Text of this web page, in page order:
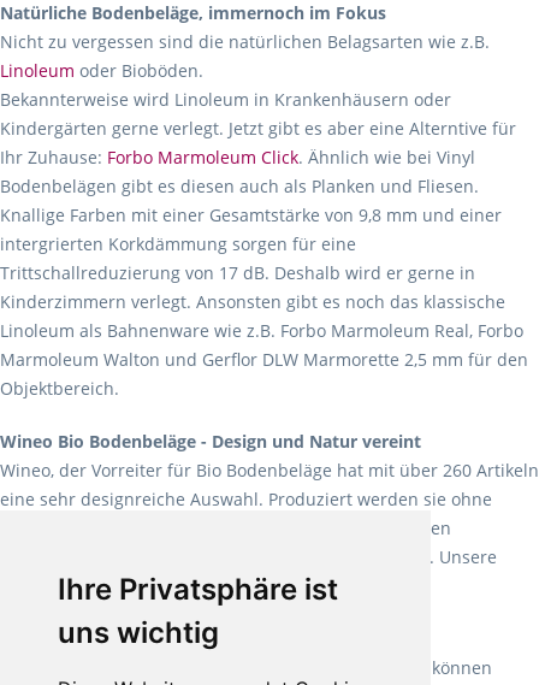
Ihre Privatsphäre ist
uns wichtig
Natürliche Bodenbeläge, immernoch im Fokus
Nicht zu vergessen sind die natürlichen Belagsarten wie z.B.
Linoleum oder Bioböden.
Bekannterweise wird Linoleum in Krankenhäusern oder
Kindergärten gerne verlegt. Jetzt gibt es aber eine Alterntive für
Ihr Zuhause: Forbo Marmoleum Click. Ähnlich wie bei Vinyl
Bodenbelägen gibt es diesen auch als Planken und Fliesen.
Knallige Farben mit einer Gesamtstärke von 9,8 mm und einer
intergrierten Korkdämmung sorgen für eine
Trittschallreduzierung von 17 dB. Deshalb wird er gerne in
Kinderzimmern verlegt. Ansonsten gibt es noch das klassische
Linoleum als Bahnenware wie z.B. Forbo Marmoleum Real, Forbo
Marmoleum Walton und Gerflor DLW Marmorette 2,5 mm für den
Objektbereich.
Wineo Bio Bodenbeläge - Design und Natur vereint
Wineo, der Vorreiter für Bio Bodenbeläge hat mit über 260 Artikeln
eine sehr designreiche Auswahl. Produziert werden sie ohne
Weichmacher und Lösungsmittel. Mit allen verfügbaren
Verlegearten ist er für jegliche Bauvorhaben attraktiv. Unsere
Empfehlung:Wineo 1000 Multi Layer XXL.
Teppiche für ein angenehmes Laufgefühl
machen es schon lange vor. Sie können